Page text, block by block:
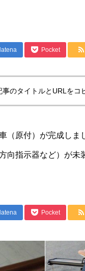
Pocket
事のタイトルとURLをコ
（原付）が完成し
指示器など）が未
Pocket